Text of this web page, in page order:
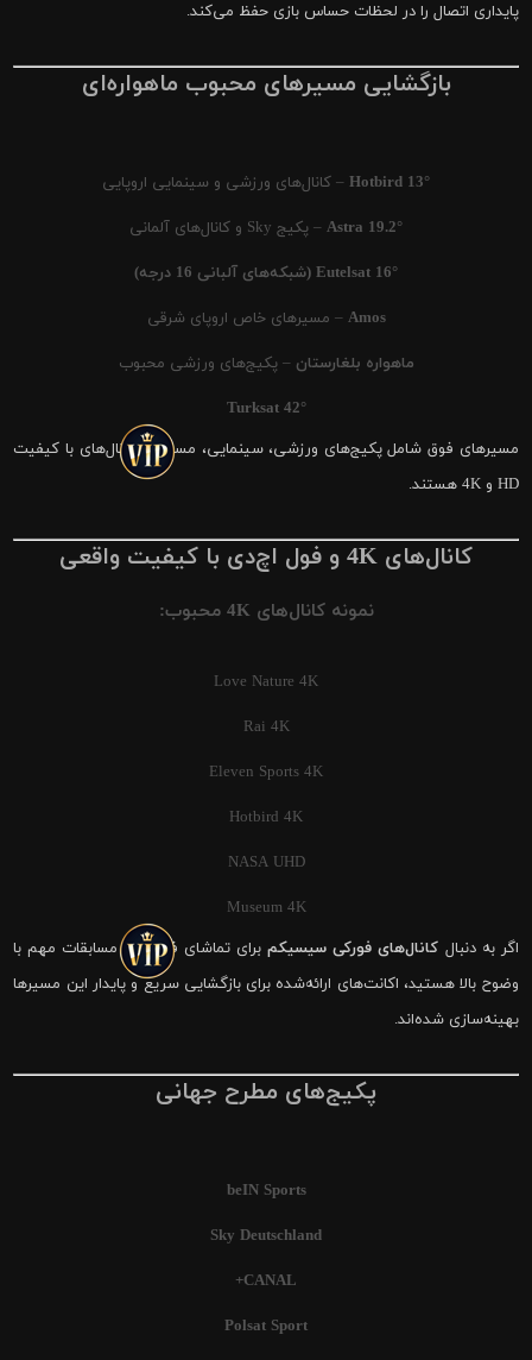
پایداری اتصال را در لحظات حساس بازی حفظ می‌کند.
بازگشایی مسیرهای محبوب ماهواره‌ای
Hotbird 13° – کانال‌های ورزشی و سینمایی اروپایی
Astra 19.2° – پکیج Sky و کانال‌های آلمانی
Eutelsat 16° (شبکه‌های آلبانی 16 درجه)
Amos – مسیرهای خاص اروپای شرقی
ماهواره بلغارستان – پکیج‌های ورزشی محبوب
Turksat 42°
مسیرهای فوق شامل پکیج‌های ورزشی، سینمایی، مستند و کانال‌های با کیفیت
HD و 4K هستند.
کانال‌های 4K و فول اچ‌دی با کیفیت واقعی
نمونه کانال‌های 4K محبوب:
Love Nature 4K
Rai 4K
Eleven Sports 4K
Hotbird 4K
NASA UHD
Museum 4K
اگر به دنبال کانال‌های فورکی سیسیکمبرای تماشای فوتبال و مسابقات مهم با
وضوح بالا هستید، اکانت‌های ارائه‌شده برای بازگشایی سریع و پایدار این مسیرها
بهینه‌سازی شده‌اند.
پکیج‌های مطرح جهانی
beIN Sports
Sky Deutschland
CANAL+
Polsat Sport